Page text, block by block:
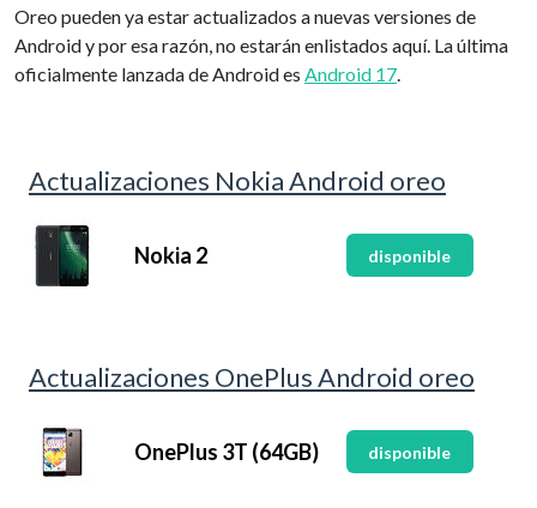
Oreo pueden ya estar actualizados a nuevas versiones de
Android y por esa razón, no estarán enlistados aquí. La última
oficialmente lanzada de Android es Android 17.
Actualizaciones Nokia Android oreo
Nokia 2 disponible
Actualizaciones OnePlus Android oreo
OnePlus 3T (64GB) disponible